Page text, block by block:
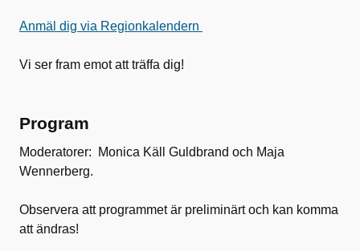
Anmäl dig via Regionkalendern
Vi ser fram emot att träffa dig!
Program
Moderatorer: Monica Käll Guldbrand och Maja
Wennerberg.
Observera att programmet är preliminärt och kan komma
att ändras!